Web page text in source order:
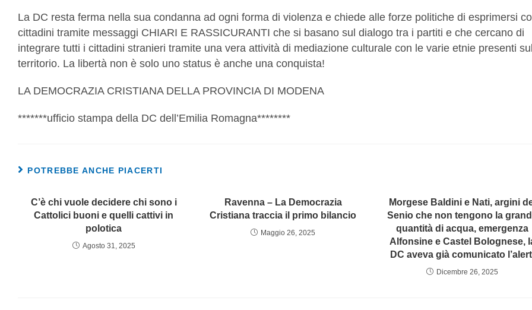
La DC resta ferma nella sua condanna ad ogni forma di violenza e chiede alle forze politiche di esprimersi
cittadini tramite messaggi CHIARI E RASSICURANTI che si basano sul dialogo tra i partiti e che cercano di
integrare tutti i cittadini stranieri tramite una vera attività di mediazione culturale con le varie etnie presenti sul
territorio. La libertà non è solo uno status è anche una conquista!
LA DEMOCRAZIA CRISTIANA DELLA PROVINCIA DI MODENA
*******ufficio stampa della DC dell’Emilia Romagna********
POTREBBE ANCHE PIACERTI
C’è chi vuole decidere chi sono i
Cattolici buoni e quelli cattivi in
polotica
Agosto 31, 2025
Ravenna – La Democrazia
Cristiana traccia il primo bilancio
Maggio 26, 2025
Morgese Baldini e Nati, argini
Senio che non tengono la
quantità di acqua, emergenza
Alfonsine e Castel Bolognese,
DC aveva già comunicato
Dicembre 26, 2025